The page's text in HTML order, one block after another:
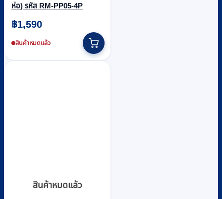
ห่อ) รหัส RM-PP05-4P
฿1,590
สินค้าหมดแล้ว
สินค้าหมดแล้ว